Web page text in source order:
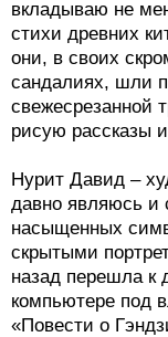
вкладываю не
стихи древних
они, в своих
сандалиях, шли
свежесрезанной
рисую рассказы
Нурит Давид –
давно являюсь и
насыщенных
скрытыми
назад перешла к
компьютере под
«Повести о